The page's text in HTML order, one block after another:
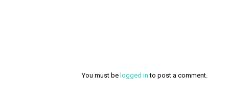
You must be logged in to post a comment.